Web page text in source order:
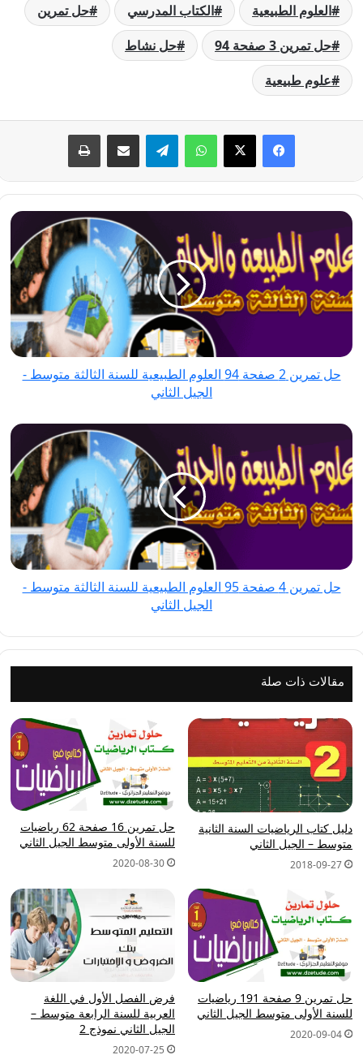
العلوم الطبيعية
الكتاب المدرسي
حل تمرين
حل تمرين 3 صفحة 94
حل نشاط
علوم طبيعية
فيسبوك
‫X واتسابتيلقراممشاركة عبر البريد طباعة
حل
تمرين
2
صفحة
94
العلوم
للسنة
الثالثة
الجيل
الثاني
حل تمرين 2 صفحة 94 العلوم الطبيعية للسنة الثالثة متوسط -
الجيل الثاني
حل
تمرين
4
صفحة
95
العلوم
للسنة
الثالثة
الجيل
الثاني
حل تمرين 4 صفحة 95 العلوم الطبيعية للسنة الثالثة متوسط -
الجيل الثاني
مقالات ذات صلة
دليل كتاب الرياضيات السنة الثانية
متوسط – الجيل الثاني
2018-09-27
حل تمرين 16 صفحة 62 رياضيات
للسنة الأولى متوسط الجيل الثاني
2020-08-30
حل تمرين 9 صفحة 191 رياضيات
للسنة الأولى متوسط الجيل الثاني
2020-09-04
فرض الفصل الأول في اللغة
العربية للسنة الرابعة متوسط –
الجيل الثاني نموذج 2
2020-07-25